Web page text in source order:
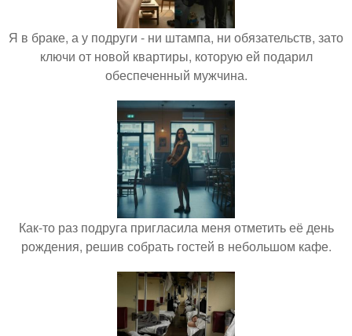
Я в браке, а у подруги - ни штампа, ни обязательств, зато
ключи от новой квартиры, которую ей подарил
обеспеченный мужчина.
Как-то раз подруга пригласила меня отметить её день
рождения, решив собрать гостей в небольшом кафе.